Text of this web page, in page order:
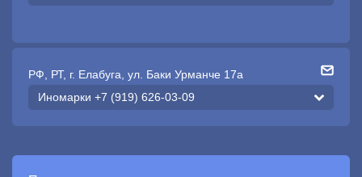
РФ, РТ, г. Елабуга, ул. Баки Урманче 17а
Иномарки +7 (919) 626-03-09